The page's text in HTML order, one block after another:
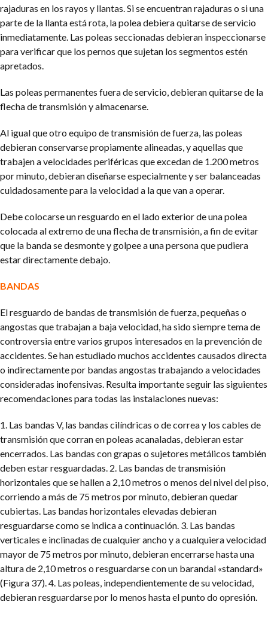
rajaduras en los rayos y llantas. Si se encuentran rajaduras o si una
parte de la llanta está rota, la polea debiera quitarse de servicio
inmediatamente. Las poleas seccionadas debieran inspeccionarse
para verificar que los pernos que sujetan los segmentos estén
apretados.
Las poleas permanentes fuera de servicio, debieran quitarse de la
flecha de transmisión y almacenarse.
Al igual que otro equipo de transmisión de fuerza, las poleas
debieran conservarse propiamente alineadas, y aquellas que
trabajen a velocidades periféricas que excedan de 1.200 metros
por minuto, debieran diseñarse especialmente y ser balanceadas
cuidadosamente para la velocidad a la que van a operar.
Debe colocarse un resguardo en el lado exterior de una polea
colocada al extremo de una flecha de transmisión, a fin de evitar
que la banda se desmonte y golpee a una persona que pudiera
estar directamente debajo.
BANDAS
El resguardo de bandas de transmisión de fuerza, pequeñas o
angostas que trabajan a baja velocidad, ha sido siempre tema de
controversia entre varios grupos interesados en la prevención de
accidentes. Se han estudiado muchos accidentes causados directa
o indirectamente por bandas angostas trabajando a velocidades
consideradas inofensivas. Resulta importante seguir las siguientes
recomendaciones para todas las instalaciones nuevas:
1. Las bandas V, las bandas cilíndricas o de correa y los cables de
transmisión que corran en poleas acanaladas, debieran estar
encerrados. Las bandas con grapas o sujetores metálicos también
deben estar resguardadas. 2. Las bandas de transmisión
horizontales que se hallen a 2,10 metros o menos del nivel del piso,
corriendo a más de 75 metros por minuto, debieran quedar
cubiertas. Las bandas horizontales elevadas debieran
resguardarse como se indica a continuación. 3. Las bandas
verticales e inclinadas de cualquier ancho y a cualquiera velocidad
mayor de 75 metros por minuto, debieran encerrarse hasta una
altura de 2,10 metros o resguardarse con un barandal «standard»
(Figura 37).4. Las poleas, independientemente de su velocidad,
debieran resguardarse por lo menos hasta el punto do opresión.